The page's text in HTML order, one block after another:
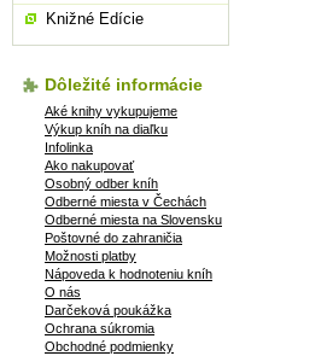
Knižné Edície
Dôležité informácie
Aké knihy vykupujeme
Výkup kníh na diaľku
Infolinka
Ako nakupovať
Osobný odber kníh
Odberné miesta v Čechách
Odberné miesta na Slovensku
Poštovné do zahraničia
Možnosti platby
Nápoveda k hodnoteniu kníh
O nás
Darčeková poukážka
Ochrana súkromia
Obchodné podmienky